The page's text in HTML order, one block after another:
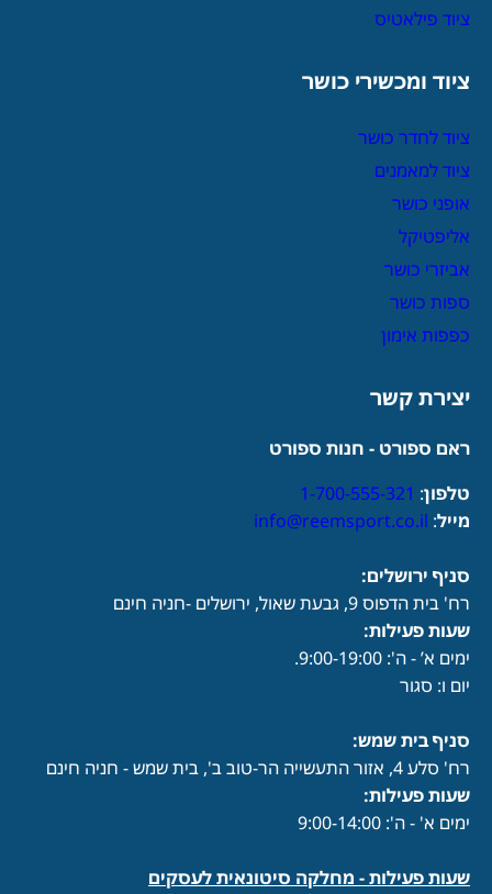
ציוד פילאטיס
ציוד ומכשירי כושר
ציוד לחדר כושר
ציוד למאמנים
אופני כושר
אליפטיקל
אביזרי כושר
ספות כושר
כפפות אימון
יצירת קשר
ראם ספורט - חנות ספורט
טלפון:
1-700-555-321
מייל:
info@reemsport.co.il
סניף ירושלים:
רח' בית הדפוס 9, גבעת שאול, ירושלים -חניה חינם
שעות פעילות:
ימים א’ - ה': 9:00-19:00.
יום ו: סגור
סניף בית שמש:
רח' סלע 4, אזור התעשייה הר-טוב ב', בית שמש - חניה חינם
שעות פעילות:
ימים א' - ה': 9:00-14:00
שעות פעילות - מחלקה סיטונאית לעסקים